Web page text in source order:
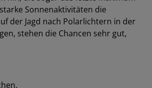
Sonnenaktivitäten die
der Jagd nach Polarlichtern in der
stehen die Chancen sehr gut,